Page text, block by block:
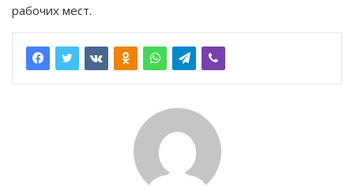
рабочих мест.